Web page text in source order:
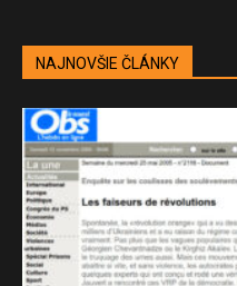
NAJNOVŠIE ČLÁNKY